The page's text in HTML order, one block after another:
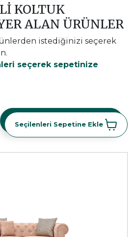
KOLTUK
ALAN ÜRÜNLER
istediğinizi seçerek
seçerek sepetinize
Seçilenleri Sepetine Ekle
Seçilenleri Sepetine Ekle